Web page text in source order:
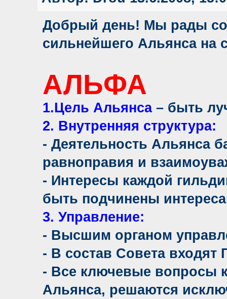
Добрый день! Мы рады
сильнейшего Альянса на
АЛЬФА
1.Цель Альянса– быть
2. Внутренняя структура:
- Деятельность Альянса
равноправия и
- Интересы каждой
быть подчинены
3. Управление:
- Высшим органом
- В состав Совета входят
- Все ключевые вопросы
Альянса, решаются